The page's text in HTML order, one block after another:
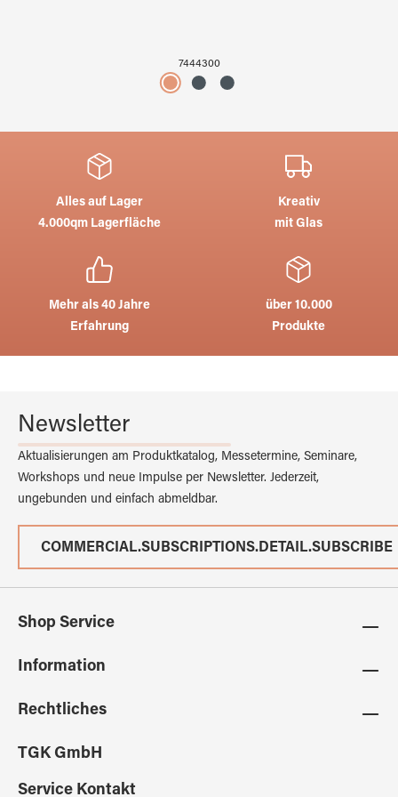
7444300
Alles auf Lager
4.000qm Lagerfläche
Kreativ
mit Glas
Mehr als 40 Jahre
Erfahrung
über 10.000
Produkte
Newsletter
Aktualisierungen am Produktkatalog, Messetermine, Seminare,
Workshops und neue Impulse per Newsletter. Jederzeit,
ungebunden und einfach abmeldbar.
COMMERCIAL.SUBSCRIPTIONS.DETAIL.SUBSCRIBE
Shop Service
Information
Rechtliches
TGK GmbH
Service Kontakt